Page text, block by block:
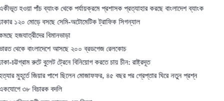
পাঁচ ব্যাংক থেকে পর্যায়ক্রমে প্রশাসক প্রত্যাহার করছে বাংলাদেশ ব্যাংক
বসছে সেমি-অটোমেটিক ট্রাফিক সিগন্যাল
বিমানভাড়া
আসছে ২০০ ব্রডগেজ রেলকোচ
রুটে বুলেট ট্রেনে বিনিয়োগ করতে চায় চীন: রাষ্ট্রদূত
জিয়ার পাশে ছিলেন মোজাফফর, ৪৫ বছর পর গ্রেপ্তার ঘিরে নতুন প্রশ্ন
বদলি